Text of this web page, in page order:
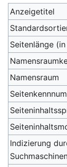
Anzeigetitel
Seitenlänge
Namensraum
Indizierung